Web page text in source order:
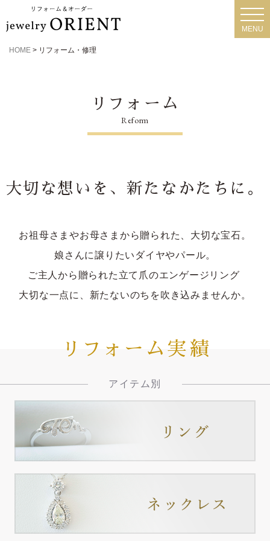
MENU
HOME > リフォーム・修理
リフォーム
Reform
大切な想いを、新たなかたちに。
お祖母さまやお母さまから贈られた、大切な宝石。
娘さんに譲りたいダイヤやパール。
ご主人から贈られた立て爪のエンゲージリング
大切な一点に、新たないのちを吹き込みませんか。
リフォーム実績
アイテム別